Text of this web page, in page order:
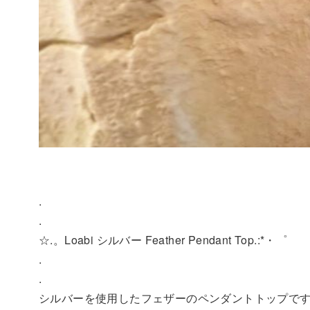
.
.
☆.。Loabi シルバー Feather Pendant Top.:*・゜
.
.
シルバーを使用したフェザーのペンダントトップで